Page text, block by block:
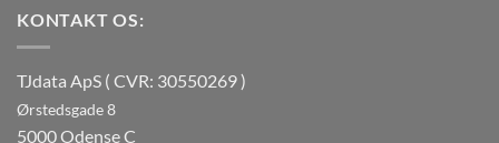
KONTAKT OS:
TJdata ApS ( CVR: 30550269 )
Ørstedsgade 8
5000 Odense C